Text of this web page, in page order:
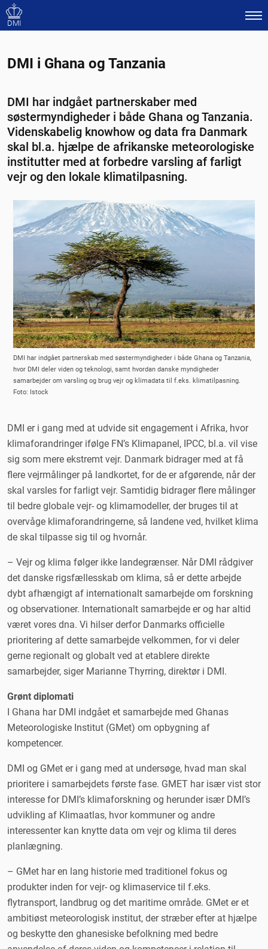
DMI
DMI i Ghana og Tanzania
DMI har indgået partnerskaber med
søstermyndigheder i både Ghana og Tanzania.
Videnskabelig knowhow og data fra Danmark
skal bl.a. hjælpe de afrikanske meteorologiske
institutter med at forbedre varsling af farligt
vejr og den lokale klimatilpasning.
DMI har indgået partnerskab med søstermyndigheder i både Ghana og Tanzania,
hvor DMI deler viden og teknologi, samt hvordan danske myndigheder
samarbejder om varsling og brug vejr og klimadata til f.eks. klimatilpasning.
Foto: Istock
DMI er i gang med at udvide sit engagement i Afrika, hvor
klimaforandringer ifølge FN’s Klimapanel, IPCC, bl.a. vil vise
sig som mere ekstremt vejr. Danmark bidrager med at få
flere vejrmålinger på landkortet, for de er afgørende, når der
skal varsles for farligt vejr. Samtidig bidrager flere målinger
til bedre globale vejr- og klimamodeller, der bruges til at
overvåge klimaforandringerne, så landene ved, hvilket klima
de skal tilpasse sig til og hvornår.
– Vejr og klima følger ikke landegrænser. Når DMI rådgiver
det danske rigsfællesskab om klima, så er dette arbejde
dybt afhængigt af internationalt samarbejde om forskning
og observationer. Internationalt samarbejde er og har altid
været vores dna. Vi hilser derfor Danmarks officielle
prioritering af dette samarbejde velkommen, for vi deler
gerne regionalt og globalt ved at etablere direkte
samarbejder, siger Marianne Thyrring, direktør i DMI.
Grønt diplomati
I Ghana har DMI indgået et samarbejde med Ghanas
Meteorologiske Institut (GMet) om opbygning af
kompetencer.
DMI og GMet er i gang med at undersøge, hvad man skal
prioritere i samarbejdets første fase. GMET har især vist stor
interesse for DMI’s klimaforskning og herunder især DMI’s
udvikling af Klimaatlas, hvor kommuner og andre
interessenter kan knytte data om vejr og klima til deres
planlægning.
– GMet har en lang historie med traditionel fokus og
produkter inden for vejr- og klimaservice til f.eks.
flytransport, landbrug og det maritime område. GMet er et
ambitiøst meteorologisk institut, der stræber efter at hjælpe
og beskytte den ghanesiske befolkning med bedre